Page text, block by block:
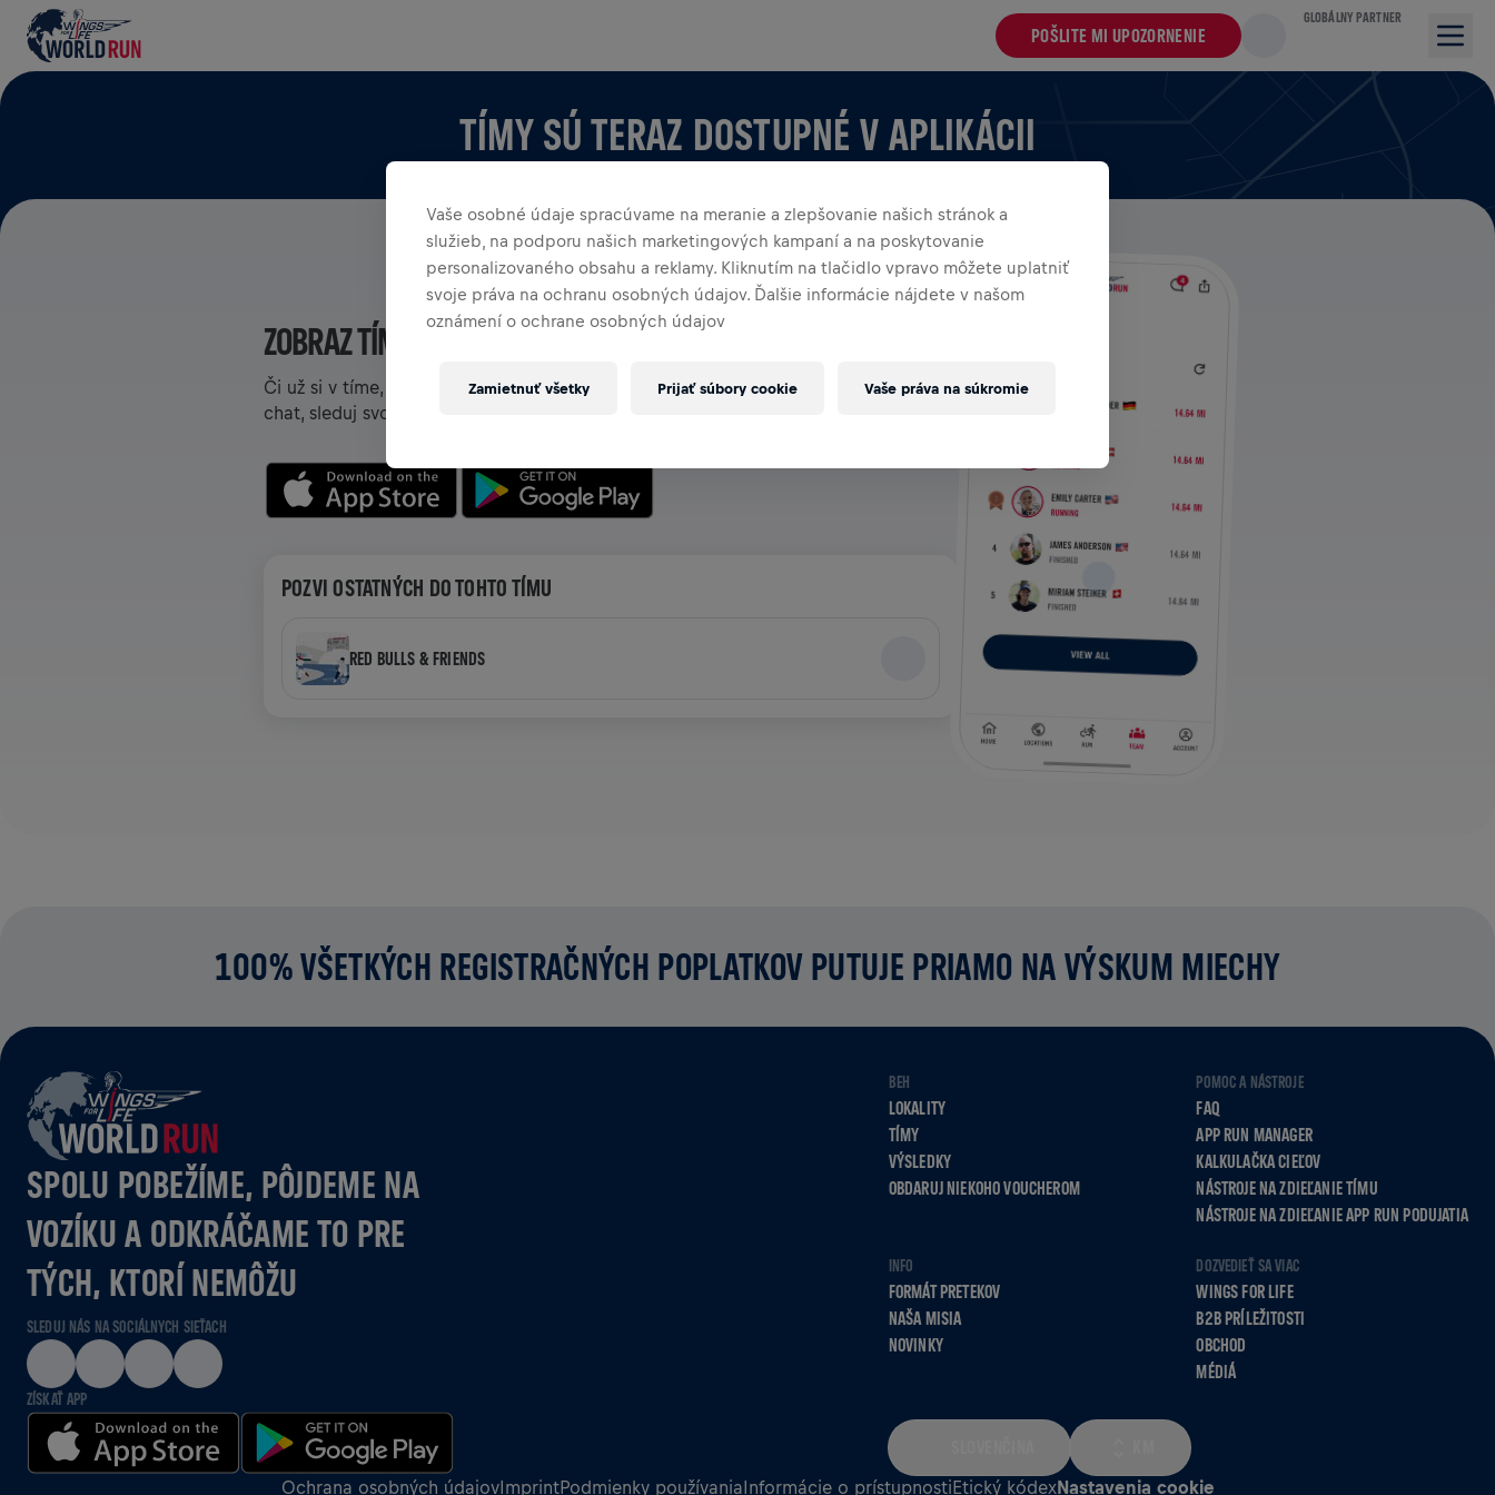
POŠLITE MI UPOZORNENIE
GLOBÁLNY PARTNER
TÍMY SÚ TERAZ DOSTUPNÉ V APLIKÁCII
ZOBRAZ TÍMY V APLIKÁCII
Či už si v tíme, alebo si ho vytváraš, preskúmaj všetky možnosti tímov v aplikácii —
chat, sleduj svoj rebríček a oslavuj spoločne.
POZVI OSTATNÝCH DO TOHTO TÍMU
RED BULLS & FRIENDS
100% VŠETKÝCH REGISTRAČNÝCH POPLATKOV PUTUJE PRIAMO NA VÝSKUM MIECHY
SPOLU POBEŽÍME, PÔJDEME NA
VOZÍKU A ODKRÁČAME TO PRE
TÝCH, KTORÍ NEMÔŽU
SLEDUJ NÁS NA SOCIÁLNYCH SIEŤACH
ZÍSKAŤ APP
BEH
LOKALITY
TÍMY
VÝSLEDKY
OBDARUJ NIEKOHO VOUCHEROM
POMOC A NÁSTROJE
FAQ
APP RUN MANAGER
KALKULAČKA CIEĽOV
NÁSTROJE NA ZDIEĽANIE TÍMU
NÁSTROJE NA ZDIEĽANIE APP RUN PODUJATIA
INFO
FORMÁT PRETEKOV
NAŠA MISIA
NOVINKY
DOZVEDIEŤ SA VIAC
WINGS FOR LIFE
B2B PRÍLEŽITOSTI
OBCHOD
MÉDIÁ
Ochrana osobných údajovImprintPodmienky používaniaInformácie o prístupnostiEtický kódexNastavenia cookie
Vaše osobné údaje spracúvame na meranie a zlepšovanie našich stránok a
služieb, na podporu našich marketingových kampaní a na poskytovanie
personalizovaného obsahu a reklamy. Kliknutím na tlačidlo vpravo môžete uplatniť
svoje práva na ochranu osobných údajov. Ďalšie informácie nájdete v našom
oznámení o ochrane osobných údajov
Vaše práva na súkromie
Zamietnuť všetky Prijať súbory cookie